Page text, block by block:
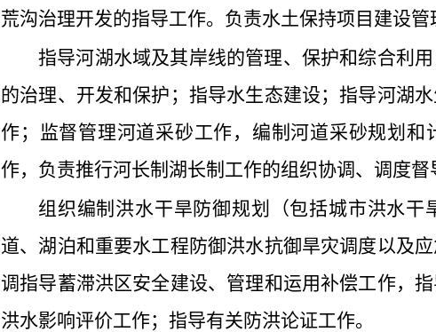
荒沟治理开发的指导工作。负责水土保持项目建设管
指导河湖水域及其岸线的管理、保护和综合利
的治理、开发和保护；指导水生态建设；指导河湖
作；监督管理河道采砂工作，编制河道采砂规划
作，负责推行河长制湖长制工作的组织协调、调度督
组织编制洪水干旱防御规划（包括城市洪水
道、湖泊和重要水工程防御洪水抗御旱灾调度以及
调指导蓄滞洪区安全建设、管理和运用补偿工作，
洪水影响评价工作；指导有关防洪论证工作。